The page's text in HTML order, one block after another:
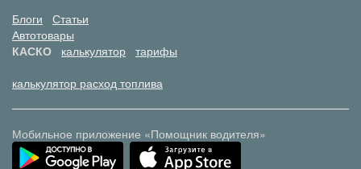
Блоги
Статьи
Автотовары
КАСКО
калькулятор тарифы
калькулятор расход топлива
Мобильное приложение «Помощник водителя»